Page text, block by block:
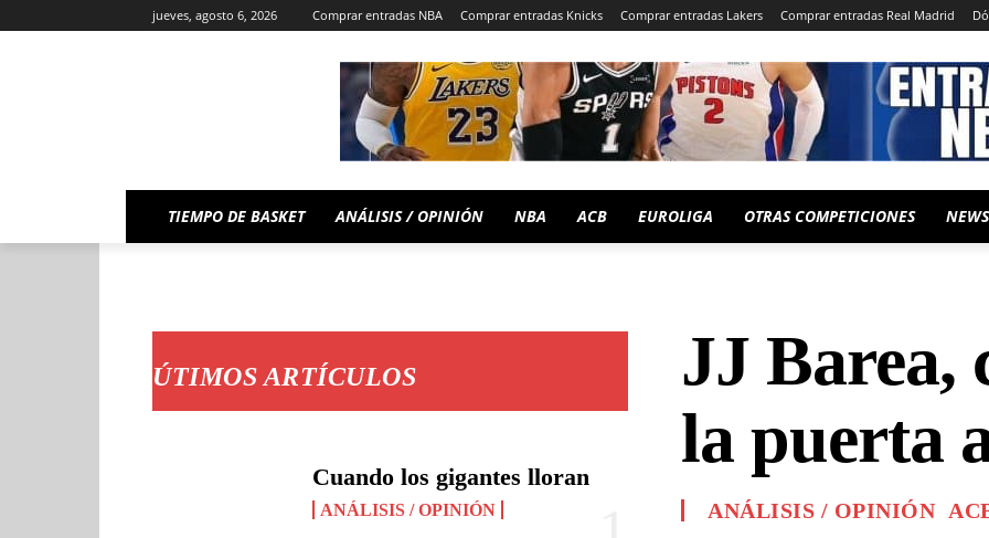
jueves, agosto 6, 2026 Comprar entradas NBA Comprar entradas Knicks Comprar entradas Lakers Comprar entradas Real Madrid
TIEMPO DE BASKET ANÁLISIS / OPINIÓN NBA ACB EUROLIGA OTRAS COMPETICIONES
ÚTIMOS ARTÍCULOS
Cuando los gigantes lloran
ANÁLISIS / OPINIÓN
JJ Barea,
la puerta
ANÁLISIS / OPINIÓN